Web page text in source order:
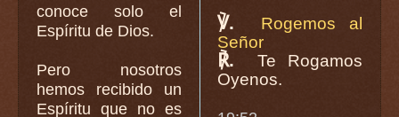
conoce solo el
Espíritu de Dios.
Pero nosotros
hemos recibido un
Espíritu que no es
℣.
Rogemos al
Señor
℟.
Te Rogamos
Oyenos.